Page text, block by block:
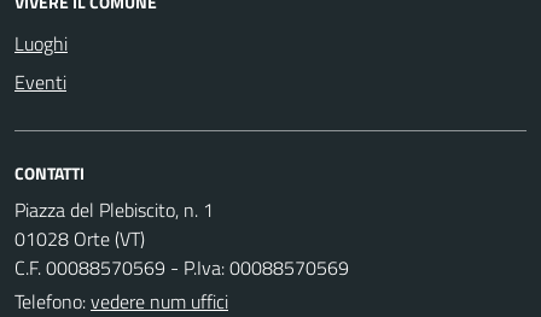
Luoghi
Eventi
CONTATTI
Piazza del Plebiscito, n. 1
01028 Orte (VT)
C.F. 00088570569 - P.Iva: 00088570569
Telefono:vedere num uffici